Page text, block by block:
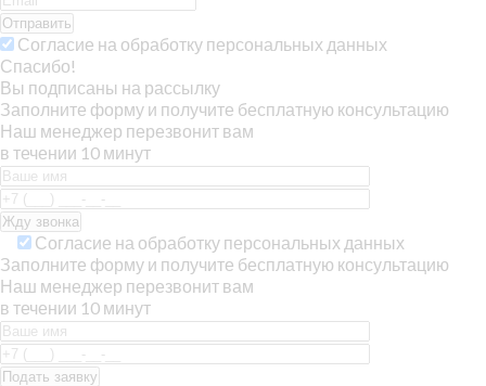
Отправить
Согласие на обработку персональных данных
Спасибо!
Вы подписаны на рассылку
Заполните форму и получите бесплатную консультацию
Наш менеджер перезвонит вам
в течении 10 минут
Согласие на обработку персональных данных
Заполните форму и получите бесплатную консультацию
Наш менеджер перезвонит вам
в течении 10 минут